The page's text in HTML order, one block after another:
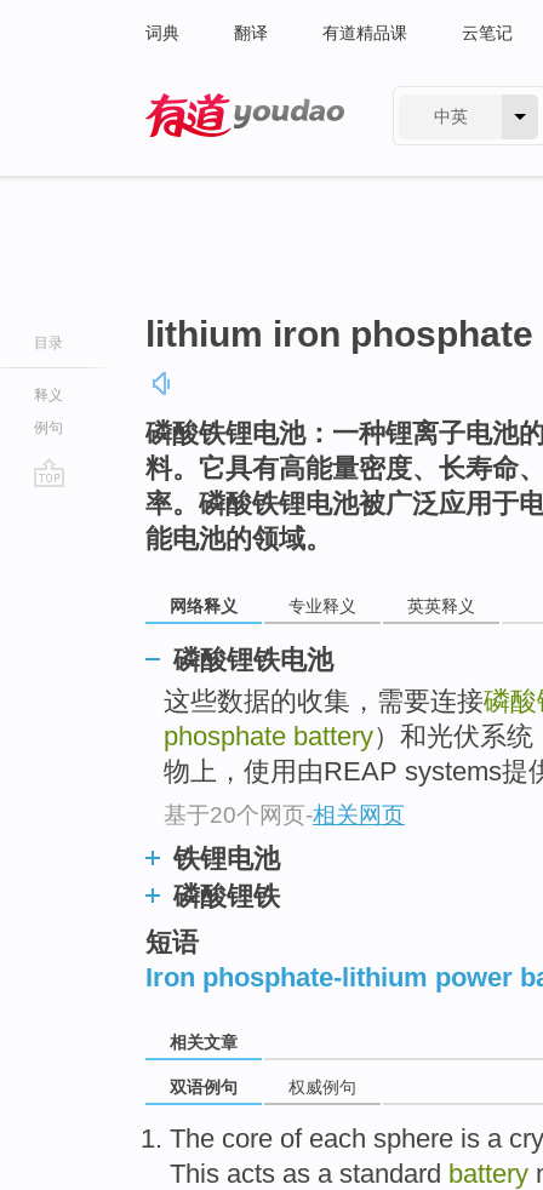
词典 翻译 有道精品课 云笔记
中英
目录
释义
例句
lithium iron
磷酸铁锂电池：一种锂离子电池
料。它具有高能量密度、长寿命
率。磷酸铁锂电池被广泛应用于
能电池的领域。
网络释义 专业释义 英英释义
磷酸锂铁电池
这些数据的收集，需要连接磷
phosphate battery）和光伏系
物上，使用由REAP systems提
基于20个网页-相关网页
铁锂电池
磷酸锂铁
短语
Iron phosphate-lithium power
相关文章
双语例句 权威例句
The core of each sphere is a
This acts as a standard battery